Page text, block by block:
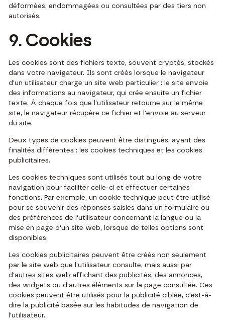
déformées, endommagées ou consultées par des tiers non
autorisés.
9. Cookies
Les cookies sont des fichiers texte, souvent cryptés, stockés
dans votre navigateur. Ils sont créés lorsque le navigateur
d'un utilisateur charge un site web particulier : le site envoie
des informations au navigateur, qui crée ensuite un fichier
texte. À chaque fois que l'utilisateur retourne sur le même
site, le navigateur récupère ce fichier et l'envoie au serveur
du site.
Deux types de cookies peuvent être distingués, ayant des
finalités différentes : les cookies techniques et les cookies
publicitaires.
Les cookies techniques sont utilisés tout au long de votre
navigation pour faciliter celle-ci et effectuer certaines
fonctions. Par exemple, un cookie technique peut être utilisé
pour se souvenir des réponses saisies dans un formulaire ou
des préférences de l'utilisateur concernant la langue ou la
mise en page d'un site web, lorsque de telles options sont
disponibles.
Les cookies publicitaires peuvent être créés non seulement
par le site web que l'utilisateur consulte, mais aussi par
d'autres sites web affichant des publicités, des annonces,
des widgets ou d'autres éléments sur la page consultée. Ces
cookies peuvent être utilisés pour la publicité ciblée, c'est-à-
dire la publicité basée sur les habitudes de navigation de
l'utilisateur.